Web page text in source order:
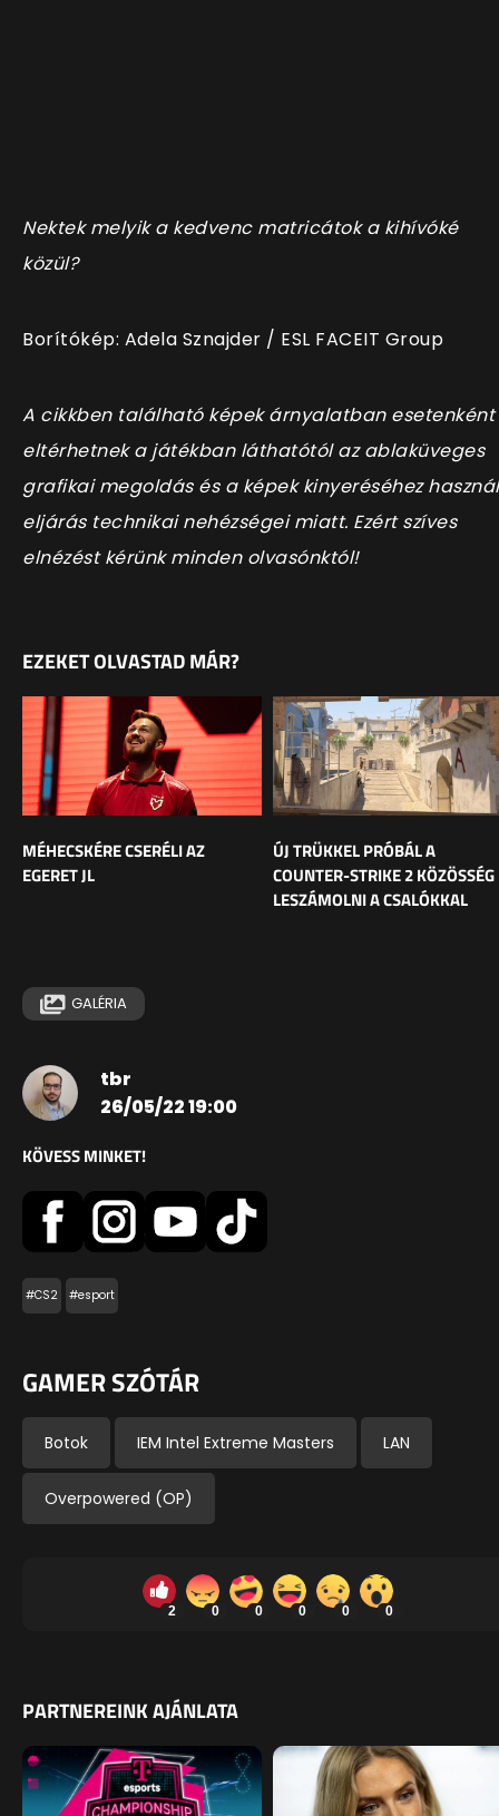
Nektek melyik a kedvenc matricátok a kihívóké
közül?
Borítókép: Adela Sznajder / ESL FACEIT Group
A cikkben található képek árnyalatban esetenként
eltérhetnek a játékban láthatótól az ablaküveges
grafikai megoldás és a képek kinyeréséhez
eljárás technikai nehézségei miatt. Ezért szíves
elnézést kérünk minden olvasónktól!
EZEKET OLVASTAD MÁR?
MÉHECSKÉRE CSERÉLI AZ
EGERET JL
ÚJ TRÜKKEL PRÓBÁL A
COUNTER-STRIKE 2 KÖZÖSSÉG
LESZÁMOLNI A CSALÓKKAL
GALÉRIA
tbr
26/05/22 19:00
KÖVESS MINKET!
#CS2 #esport
GAMER SZÓTÁR
Botok IEM Intel Extreme Masters LAN
Overpowered (OP)
2 0 0 0 0 0
PARTNEREINK AJÁNLATA